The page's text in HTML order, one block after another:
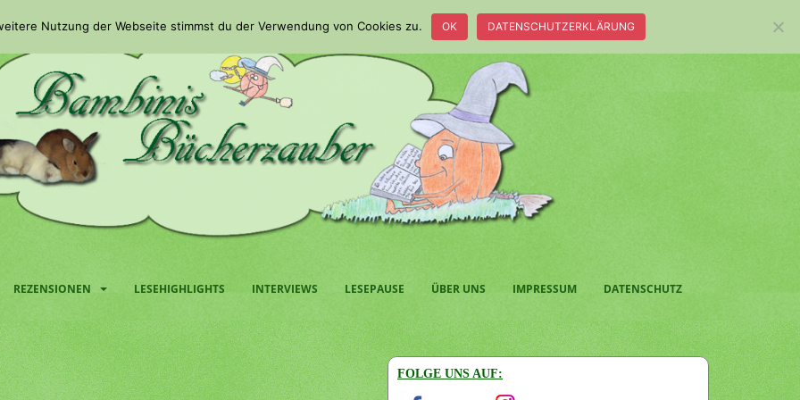
REZENSIONEN LESEHIGHLIGHTS INTERVIEWS LESEPAUSE ÜBER UNS IMPRESSUM DATENSCHUTZ
FOLGE UNS AUF:
Nutzung der Webseite stimmst du der Verwendung von Cookies zu. OK DATENSCHUTZERKLÄRUNG